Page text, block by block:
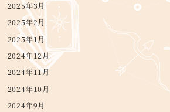
2025年3月
2025年2月
2025年1月
2024年12月
2024年11月
2024年10月
2024年9月